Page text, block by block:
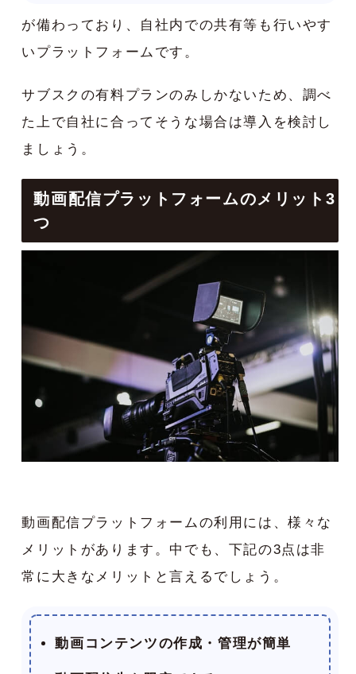
が備わっており、自社内での共有等も行いやす
いプラットフォームです。
サブスクの有料プランのみしかないため、調べ
た上で自社に合ってそうな場合は導入を検討し
ましょう。
動画配信プラットフォームのメリット3
つ
動画配信プラットフォームの利用には、様々な
メリットがあります。中でも、下記の3点は非
常に大きなメリットと言えるでしょう。
動画コンテンツの作成・管理が簡単